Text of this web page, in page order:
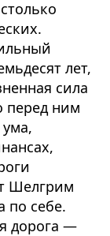
лет,
сила
перед ним
Шелгрим
по себе.
дорога —